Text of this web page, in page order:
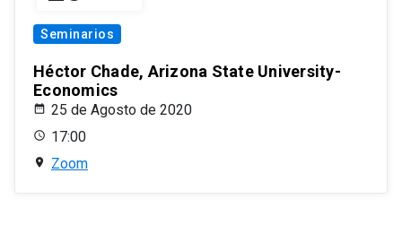
Seminarios
Héctor Chade, Arizona State University-
Economics
25 de Agosto de 2020
17:00
Zoom